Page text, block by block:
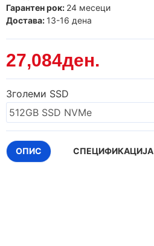
27,084ден.
Гарантен рок: 24 месеци
Достава: 13-16 дена
Зголеми SSD
ОПИС СПЕЦИФИКАЦИЈА